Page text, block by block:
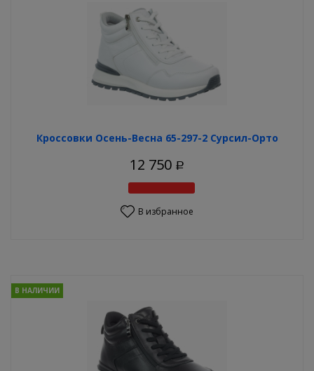
Кроссовки Осень-Весна 65-297-2 Сурсил-Орто
12 750 Р
В избранное
В НАЛИЧИИ